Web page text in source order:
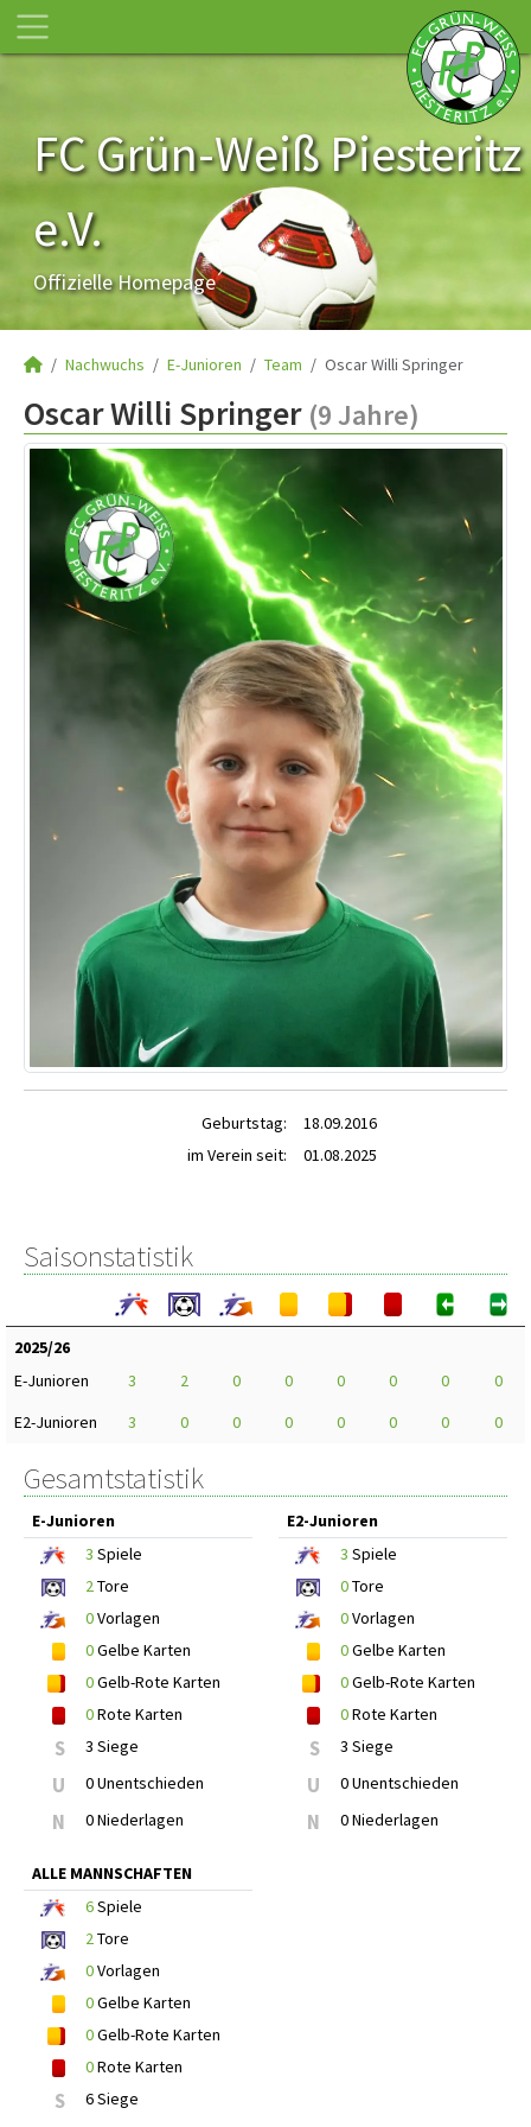
FC Grün-Weiß Piesteritz
e.V.
Offizielle Homepage
Nachwuchs E-Junioren Team Oscar Willi Springer
Oscar Willi Springer (9 Jahre)
Geburtstag:
18.09.2016
im Verein seit:
01.08.2025
Saisonstatistik
2025/26
E-Junioren
3 2 0 0 0 0 0
0
E2-Junioren
3 0 0 0 0 0 0 0
Gesamtstatistik
E-Junioren
3 Spiele
2Tore
0Vorlagen
0Gelbe Karten
0Gelb-Rote Karten
0Rote Karten
S 3 Siege
U 0 Unentschieden
N 0 Niederlagen
E2-Junioren
3 Spiele
0Tore
0Vorlagen
0Gelbe Karten
0Gelb-Rote Karten
0Rote Karten
S 3 Siege
U 0 Unentschieden
N 0 Niederlagen
ALLE MANNSCHAFTEN
6Spiele
2Tore
0Vorlagen
0Gelbe Karten
0Gelb-Rote Karten
0Rote Karten
S 6 Siege